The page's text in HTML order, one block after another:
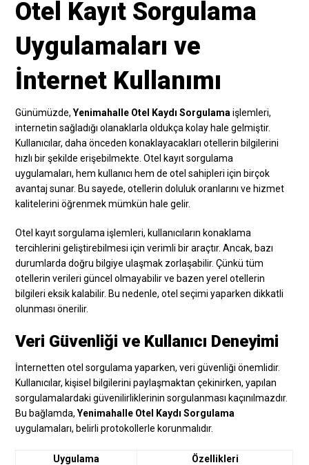
Otel Kayıt Sorgulama
Uygulamaları ve
İnternet Kullanımı
Günümüzde,Yenimahalle Otel Kaydı Sorgulama işlemleri,
internetin sağladığı olanaklarla oldukça kolay hale gelmiştir.
Kullanıcılar, daha önceden konaklayacakları otellerin bilgilerini
hızlı bir şekilde erişebilmekte. Otel kayıt sorgulama
uygulamaları, hem kullanıcı hem de otel sahipleri için birçok
avantaj sunar. Bu sayede, otellerin doluluk oranlarını ve hizmet
kalitelerini öğrenmek mümkün hale gelir.
Otel kayıt sorgulama işlemleri, kullanıcıların konaklama
tercihlerini geliştirebilmesi için verimli bir araçtır. Ancak, bazı
durumlarda doğru bilgiye ulaşmak zorlaşabilir. Çünkü tüm
otellerin verileri güncel olmayabilir ve bazen yerel otellerin
bilgileri eksik kalabilir. Bu nedenle, otel seçimi yaparken dikkatli
olunması önerilir.
Veri Güvenliği ve Kullanıcı Deneyimi
İnternetten otel sorgulama yaparken, veri güvenliği önemlidir.
Kullanıcılar, kişisel bilgilerini paylaşmaktan çekinirken, yapılan
sorgulamalardaki güvenilirliklerinin sorgulanması kaçınılmazdır.
Bu bağlamda,Yenimahalle Otel Kaydı Sorgulama
uygulamaları, belirli protokollerle korunmalıdır.
Uygulama
Özellikleri